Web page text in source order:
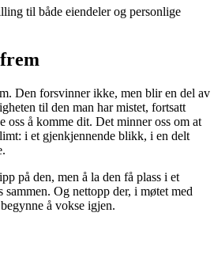
til både eiendeler og personlige
Den forsvinner ikke, men blir en del av
til den man har mistet, fortsatt
oss å komme dit. Det minner oss om at
i et gjenkjennende blikk, i en delt
på den, men å la den få plass i et
Og nettopp der, i møtet med
å vokse igjen.